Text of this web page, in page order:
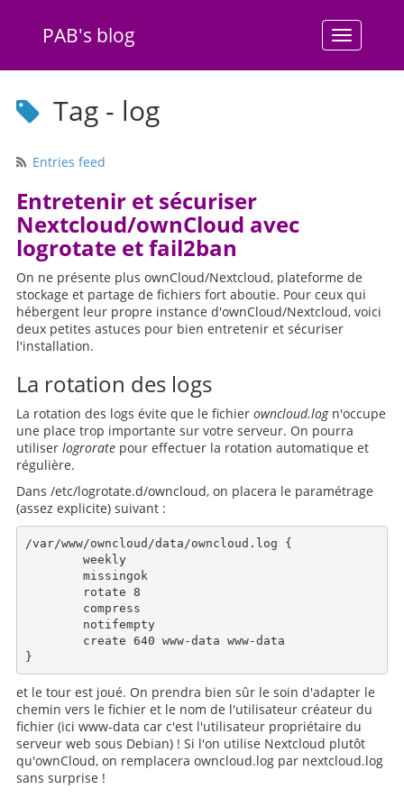
Menu
PAB's blog
Tag - log
Entries feed
Entretenir et sécuriser
Nextcloud/ownCloud avec
logrotate et fail2ban
On ne présente plus ownCloud/Nextcloud, plateforme de
stockage et partage de fichiers fort aboutie. Pour ceux qui
hébergent leur propre instance d'ownCloud/Nextcloud, voici
deux petites astuces pour bien entretenir et sécuriser
l'installation.
La rotation des logs
La rotation des logs évite que le fichier owncloud.logn'occupe
une place trop importante sur votre serveur. On pourra
utiliser logroratepour effectuer la rotation automatique et
régulière.
Dans /etc/logrotate.d/owncloud, on placera le paramétrage
(assez explicite) suivant :
/var/www/owncloud/data/owncloud.log {
        weekly
        missingok
        rotate 8
        compress
        notifempty
        create 640 www-data www-data
et le tour est joué. On prendra bien sûr le soin d'adapter le
chemin vers le fichier et le nom de l'utilisateur créateur du
fichier (ici www-data car c'est l'utilisateur propriétaire du
serveur web sous Debian) ! Si l'on utilise Nextcloud plutôt
qu'ownCloud, on remplacera owncloud.log par nextcloud.log
sans surprise !